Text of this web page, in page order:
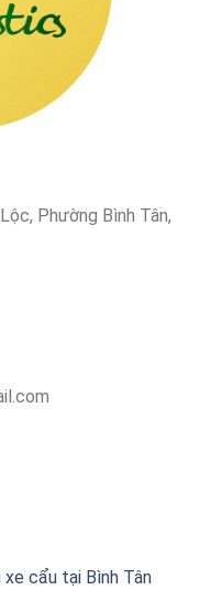
Phường Bình Tân,
xe cẩu tại Bình Tân